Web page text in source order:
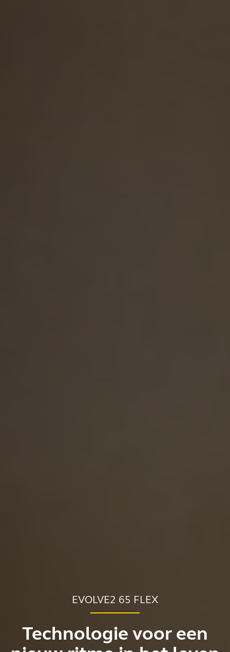
EVOLVE2 65 FLEX
Technologie voor een